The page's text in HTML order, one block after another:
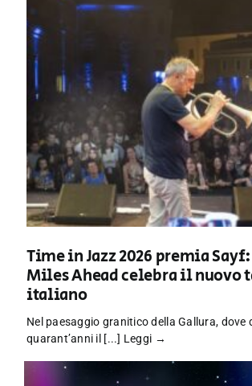
Time in Jazz 2026 premia
Miles Ahead celebra il nuovo
italiano
Nel paesaggio granitico della Gallura, dove
quarant’anni il [...] Leggi →